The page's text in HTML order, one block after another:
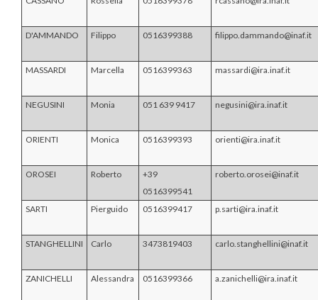
D'AMMANDO Filippo 0516399388 filippo.dammando@inaf.it
MASSARDI Marcella 0516399363 massardi@ira.inaf.it
NEGUSINI Monia 051 639 9417 negusini@ira.inaf.it
ORIENTI Monica 0516399393 orienti@ira.inaf.it
OROSEI Roberto
+39
0516399541
roberto.orosei@inaf.it
SARTI Pierguido 0516399417 p.sarti@ira.inaf.it
STANGHELLINI Carlo 3473819403 carlo.stanghellini@inaf.it
ZANICHELLI Alessandra 0516399366 a.zanichelli@ira.inaf.it